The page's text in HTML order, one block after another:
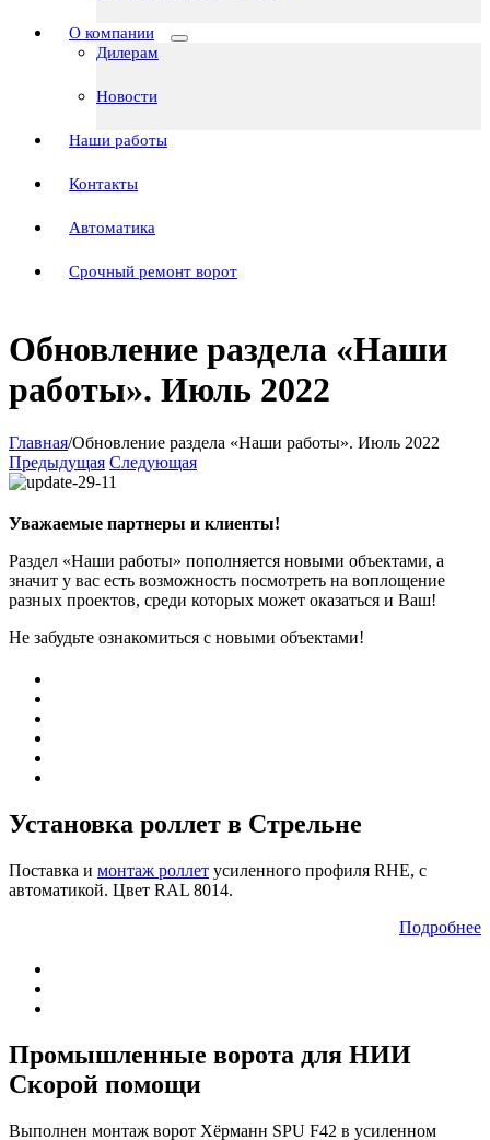
О компании
Дилерам
Новости
Наши работы
Контакты
Автоматика
Срочный ремонт ворот
Обновление раздела «Наши
работы». Июль 2022
Главная/Обновление раздела «Наши работы». Июль 2022
Предыдущая Следующая
Уважаемые партнеры и клиенты!
Раздел «Наши работы» пополняется новыми объектами, а
значит у вас есть возможность посмотреть на воплощение
разных проектов, среди которых может оказаться и Ваш!
Не забудьте ознакомиться с новыми объектами!
Установка роллет в Стрельне
Поставка и монтаж роллет усиленного профиля RHE, с
автоматикой. Цвет RAL 8014.
Подробнее
Промышленные ворота для НИИ
Скорой помощи
Выполнен монтаж ворот Хёрманн SPU F42 в усиленном